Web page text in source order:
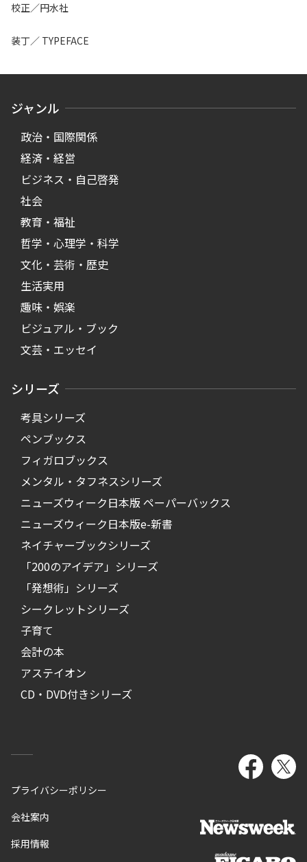
校正／円水社
装丁／ TYPEFACE
ジャンル
政治・国際関係
経済・経営
ビジネス・自己啓発
社会
教育・福祉
哲学・心理学・科学
文化・芸術・歴史
生活実用
趣味・娯楽
ビジュアル・ブック
文芸・エッセイ
シリーズ
考具シリーズ
ペンブックス
フィガロブックス
メンタル・タフネスシリーズ
ニューズウィーク日本版 ペーパーバックス
ニューズウィーク日本版e-新書
ネイチャーブックシリーズ
「200のアイデア」シリーズ
「発想術」シリーズ
シークレットシリーズ
子育て
会計の本
アステイオン
CD・DVD付きシリーズ
プライバシーポリシー
会社案内
採用情報